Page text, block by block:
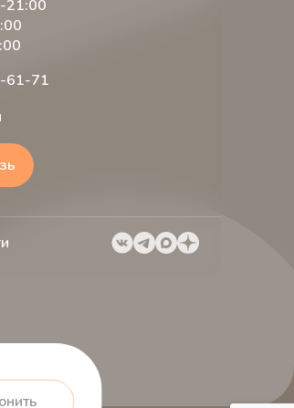
21:00
61-71